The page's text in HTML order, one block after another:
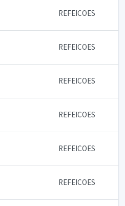
REFEICOES
REFEICOES
REFEICOES
REFEICOES
REFEICOES
REFEICOES